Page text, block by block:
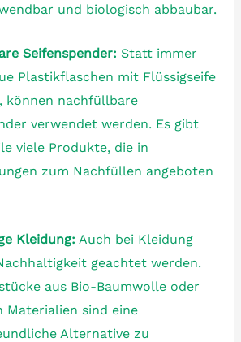
und biologisch abbaubar.
Seifenspender: Statt immer
Plastikflaschen mit Flüssigseife
können nachfüllbare
verwendet werden. Es gibt
viele Produkte, die in
zum Nachfüllen angeboten
Kleidung: Auch bei Kleidung
geachtet werden.
aus Bio-Baumwolle oder
Materialien sind eine
Alternative zu